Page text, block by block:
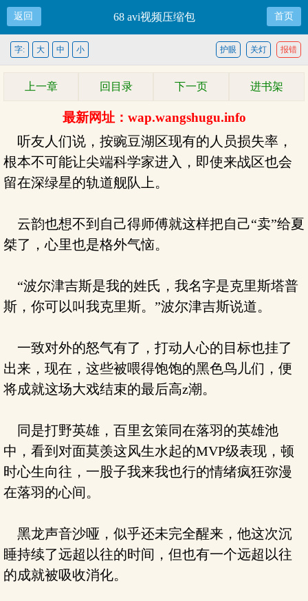
返回 68 avi视频压缩包 首页
报错
关灯
护眼
字: 大 中 小
上一章 回目录 下一页 进书架
最新网址：wap.wangshugu.info
听友人们说，按豌豆湖区现有的人员损失率，
根本不可能让尖端科学家进入，即使来战区也会
留在深绿星的轨道舰队上。
云韵也想不到自己得师傅就这样把自己“卖”给夏
桀了，心里也是格外气恼。
“波尔津吉斯是我的姓氏，我名字是克里斯塔普
斯，你可以叫我克里斯。”波尔津吉斯说道。
一致对外的怒气有了，打动人心的目标也挂了
出来，现在，这些被喂得饱饱的黑色鸟儿们，便
将成就这场大戏结束的最后高z潮。
同是打野英雄，百里玄策同在落羽的英雄池
中，看到对面莫羡这风生水起的MVP级表现，顿
时心生向往，一股子我来我也行的情绪疯狂弥漫
在落羽的心间。
黑龙声音沙哑，似乎还未完全醒来，他这次沉
睡持续了远超以往的时间，但也有一个远超以往
的成就被吸收消化。